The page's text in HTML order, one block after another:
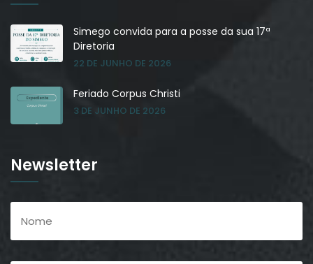
Simego convida para a posse da sua 17ª
Diretoria
22 DE JUNHO DE 2026
Feriado Corpus Christi
3 DE JUNHO DE 2026
Newsletter